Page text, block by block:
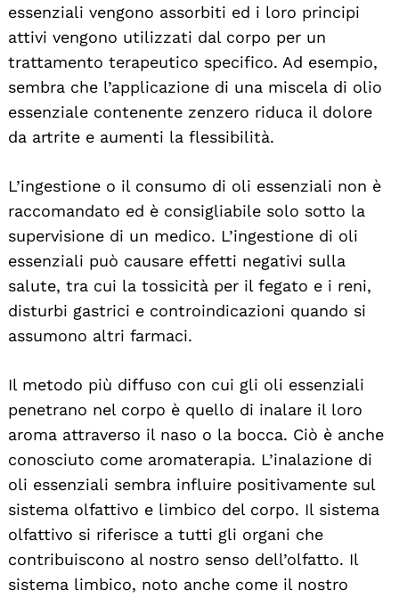
essenziali vengono assorbiti ed i loro principi
attivi vengono utilizzati dal corpo per un
trattamento terapeutico specifico. Ad esempio,
sembra che l’applicazione di una miscela di olio
essenziale contenente zenzero riduca il dolore
da artrite e aumenti la flessibilità.
L’ingestione o il consumo di oli essenziali non è
raccomandato ed è consigliabile solo sotto la
supervisione di un medico. L’ingestione di oli
essenziali può causare effetti negativi sulla
salute, tra cui la tossicità per il fegato e i reni,
disturbi gastrici e controindicazioni quando si
assumono altri farmaci.
Il metodo più diffuso con cui gli oli essenziali
penetrano nel corpo è quello di inalare il loro
aroma attraverso il naso o la bocca. Ciò è anche
conosciuto come aromaterapia. L’inalazione di
oli essenziali sembra influire positivamente sul
sistema olfattivo e limbico del corpo. Il sistema
olfattivo si riferisce a tutti gli organi che
contribuiscono al nostro senso dell’olfatto. Il
sistema limbico, noto anche come il nostro